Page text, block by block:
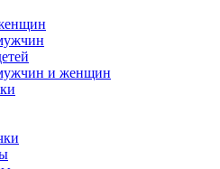
и женщин